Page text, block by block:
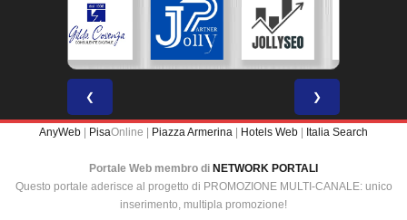
❮ ❯
AnyWeb PisaOnline | Piazza Armerina Hotels Web Italia Search
Portale Web membro di NETWORK PORTALI
Questo portale aderisce al progetto di PROMOZIONE MULTI-CANALE: unico
inserimento, multipla promozione!